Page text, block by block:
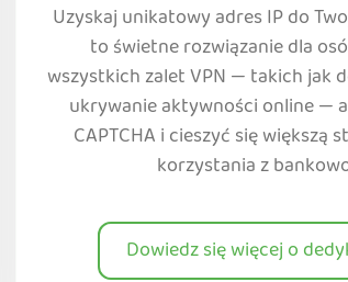
Uzyskaj unikatowy adres IP do
to świetne rozwiązanie dla
wszystkich zalet VPN — takich jak
ukrywanie aktywności online —
CAPTCHA i cieszyć się większą
korzystania z
Dowiedz się więcej o